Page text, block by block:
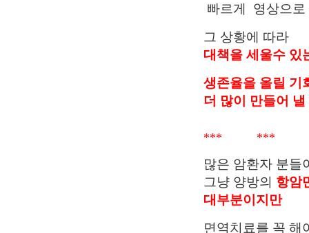
빠르게 영상으로
그 상황에 따라
대책을 세울수 있
생존율을 올릴 기
더 많이 만들어
*** ***
많은 암환자 분들
그냥 양방의 항암
대부분이지만
면역치료를 꼭 해